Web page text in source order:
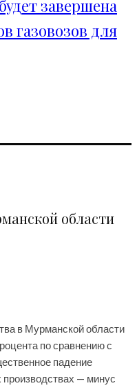
завершена
газовозов для
области
в Мурманской области
по сравнению с
падение
— минус